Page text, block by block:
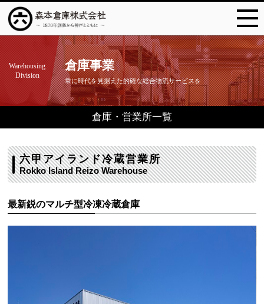
Warehousing
Division
倉庫事業
常に時代を見据えた的確な総合物流サービスを
倉庫・営業所一覧
六甲アイランド冷蔵営業所
Rokko Island Reizo Warehouse
最新鋭のマルチ型冷凍冷蔵倉庫